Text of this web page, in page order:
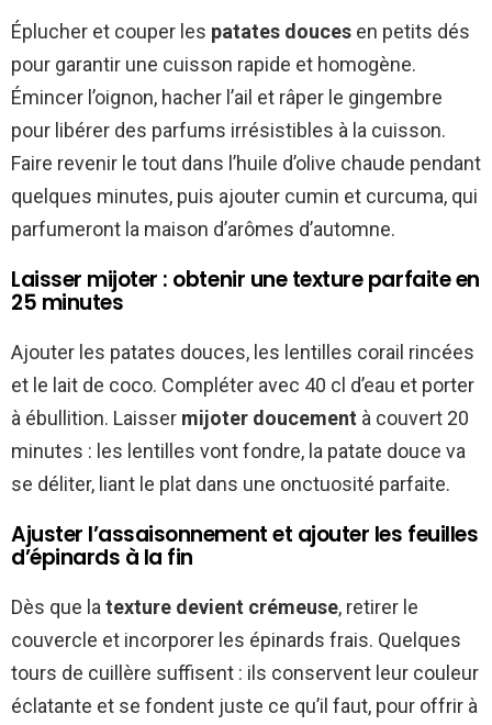
Éplucher et couper les patates douces en petits dés
pour garantir une cuisson rapide et homogène.
Émincer l’oignon, hacher l’ail et râper le gingembre
pour libérer des parfums irrésistibles à la cuisson.
Faire revenir le tout dans l’huile d’olive chaude pendant
quelques minutes, puis ajouter cumin et curcuma, qui
parfumeront la maison d’arômes d’automne.
Laisser mijoter : obtenir une texture parfaite en
25 minutes
Ajouter les patates douces, les lentilles corail rincées
et le lait de coco. Compléter avec 40 cl d’eau et porter
à ébullition. Laisser mijoter doucement à couvert 20
minutes : les lentilles vont fondre, la patate douce va
se déliter, liant le plat dans une onctuosité parfaite.
Ajuster l’assaisonnement et ajouter les feuilles
d’épinards à la fin
Dès que la texture devient crémeuse, retirer le
couvercle et incorporer les épinards frais. Quelques
tours de cuillère suffisent : ils conservent leur couleur
éclatante et se fondent juste ce qu’il faut, pour offrir à